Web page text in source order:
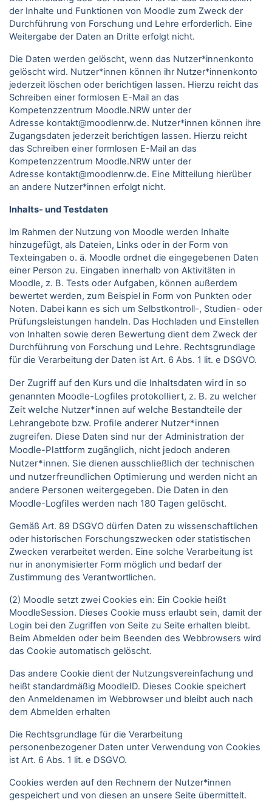
der Inhalte und Funktionen von Moodle zum Zweck der
Durchführung von Forschung und Lehre erforderlich. Eine
Weitergabe der Daten an Dritte erfolgt nicht.
Die Daten werden gelöscht, wenn das Nutzer*innenkonto
gelöscht wird. Nutzer*innen können ihr Nutzer*innenkonto
jederzeit löschen oder berichtigen lassen. Hierzu reicht das
Schreiben einer formlosen E-Mail an das
Kompetenzzentrum Moodle.NRW unter der
Adresse kontakt@moodlenrw.de. Nutzer*innen können ihre
Zugangsdaten jederzeit berichtigen lassen. Hierzu reicht
das Schreiben einer formlosen E-Mail an das
Kompetenzzentrum Moodle.NRW unter der
Adresse kontakt@moodlenrw.de. Eine Mitteilung hierüber
an andere Nutzer*innen erfolgt nicht.
Inhalts- und Testdaten
Im Rahmen der Nutzung von Moodle werden Inhalte
hinzugefügt, als Dateien, Links oder in der Form von
Texteingaben o. ä. Moodle ordnet die eingegebenen Daten
einer Person zu. Eingaben innerhalb von Aktivitäten in
Moodle, z. B. Tests oder Aufgaben, können außerdem
bewertet werden, zum Beispiel in Form von Punkten oder
Noten. Dabei kann es sich um Selbstkontroll-, Studien- oder
Prüfungsleistungen handeln. Das Hochladen und Einstellen
von Inhalten sowie deren Bewertung dient dem Zweck der
Durchführung von Forschung und Lehre. Rechtsgrundlage
für die Verarbeitung der Daten ist Art. 6 Abs. 1 lit. e DSGVO.
Der Zugriff auf den Kurs und die Inhaltsdaten wird in so
genannten Moodle-Logfiles protokolliert, z. B. zu welcher
Zeit welche Nutzer*innen auf welche Bestandteile der
Lehrangebote bzw. Profile anderer Nutzer*innen
zugreifen. Diese Daten sind nur der Administration der
Moodle-Plattform zugänglich, nicht jedoch anderen
Nutzer*innen. Sie dienen ausschließlich der technischen
und nutzerfreundlichen Optimierung und werden nicht an
andere Personen weitergegeben. Die Daten in den
Moodle-Logfiles werden nach 180 Tagen gelöscht.
Gemäß Art. 89 DSGVO dürfen Daten zu wissenschaftlichen
oder historischen Forschungszwecken oder statistischen
Zwecken verarbeitet werden. Eine solche Verarbeitung ist
nur in anonymisierter Form möglich und bedarf der
Zustimmung des Verantwortlichen.
(2) Moodle setzt zwei Cookies ein: Ein Cookie heißt
MoodleSession. Dieses Cookie muss erlaubt sein, damit der
Login bei den Zugriffen von Seite zu Seite erhalten bleibt.
Beim Abmelden oder beim Beenden des Webbrowsers wird
das Cookie automatisch gelöscht.
Das andere Cookie dient der Nutzungsvereinfachung und
heißt standardmäßig MoodleID. Dieses Cookie speichert
den Anmeldenamen im Webbrowser und bleibt auch nach
dem Abmelden erhalten
Die Rechtsgrundlage für die Verarbeitung
personenbezogener Daten unter Verwendung von Cookies
ist Art. 6 Abs. 1 lit. e DSGVO.
Cookies werden auf den Rechnern der Nutzer*innen
gespeichert und von diesen an unsere Seite übermittelt.